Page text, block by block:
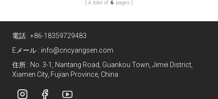
A total of 6 pages
電話 : +86-18359729483
Eメール : info@cncyangsen.com
住所 : No. 3-1, Nantang Road, Guankou Town, Jimei District,
Xiamen City, Fujian Province, China